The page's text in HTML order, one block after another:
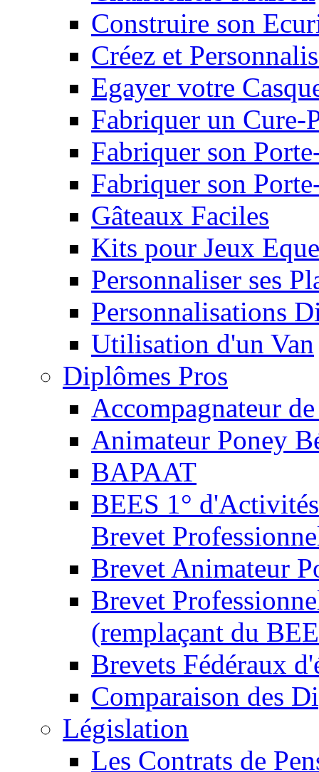
Construire son
Créez et
Egayer votre
Fabriquer un Cure-
Fabriquer son
Fabriquer son
Gâteaux Faciles
Kits pour Jeux
Personnaliser ses
Personnalisations
Utilisation d'un Van
Diplômes Pros
Accompagnateur
Animateur Poney
BAPAAT
BEES 1°
Brevet
Brevet Animateur
Brevet
(remplaçant du
Brevets Fédéraux
Comparaison des
Législation
Les Contrats de